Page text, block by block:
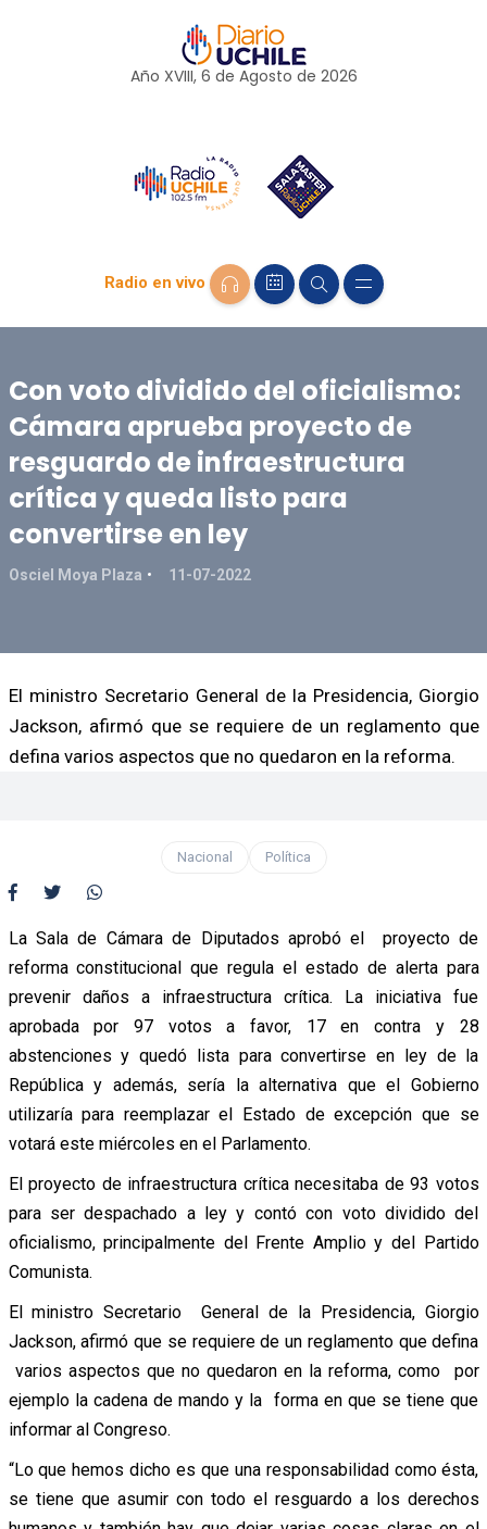
Año XVIII, 6 de Agosto de 2026
Radio en vivo
Con voto dividido del oficialismo:
Cámara aprueba proyecto de
resguardo de infraestructura
crítica y queda listo para
convertirse en ley
Osciel Moya Plaza 11-07-2022
El ministro Secretario General de la Presidencia, Giorgio
Jackson, afirmó que se requiere de un reglamento que
defina varios aspectos que no quedaron en la reforma.
Nacional Política
La Sala de Cámara de Diputados aprobó el proyecto de
reforma constitucional que regula el estado de alerta para
prevenir daños a infraestructura crítica. La iniciativa fue
aprobada por 97 votos a favor, 17 en contra y 28
abstenciones y quedó lista para convertirse en ley de la
República y además, sería la alternativa que el Gobierno
utilizaría para reemplazar el Estado de excepción que se
votará este miércoles en el Parlamento.
El proyecto de infraestructura crítica necesitaba de 93 votos
para ser despachado a ley y contó con voto dividido del
oficialismo, principalmente del Frente Amplio y del Partido
Comunista.
El ministro Secretario General de la Presidencia, Giorgio
Jackson, afirmó que se requiere de un reglamento que defina
varios aspectos que no quedaron en la reforma, como por
ejemplo la cadena de mando y la forma en que se tiene que
informar al Congreso.
“Lo que hemos dicho es que una responsabilidad como ésta,
se tiene que asumir con todo el resguardo a los derechos